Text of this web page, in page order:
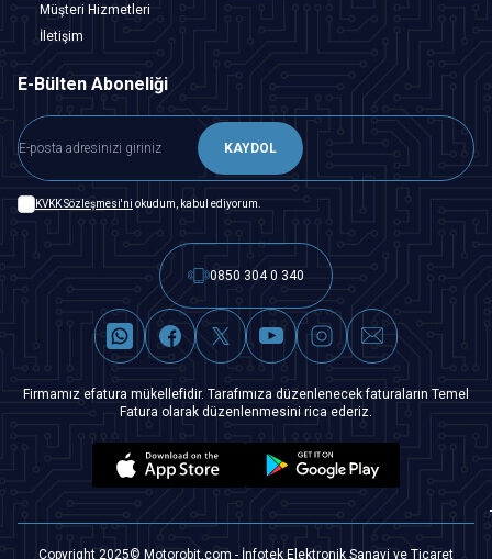
Müşteri Hizmetleri
İletişim
E-Bülten Aboneliği
KAYDOL
KVKK Sözleşmesi'ni okudum, kabul ediyorum.
0850 304 0 340
Firmamız efatura mükellefidir. Tarafımıza düzenlenecek faturaların Temel
Fatura olarak düzenlenmesini rica ederiz.
Copyright 2025© Motorobit.com - İnfotek Elektronik Sanayi ve Ticaret